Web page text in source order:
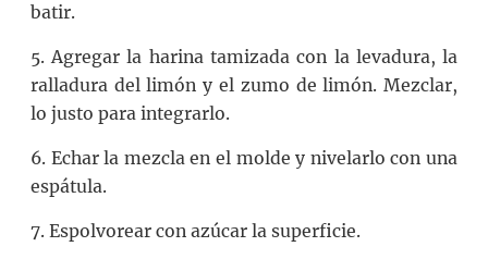
batir.
5. Agregar la harina tamizada con la levadura, la
ralladura del limón y el zumo de limón. Mezclar,
lo justo para integrarlo.
6. Echar la mezcla en el molde y nivelarlo con una
espátula.
7. Espolvorear con azúcar la superficie.